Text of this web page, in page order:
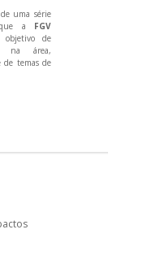
uma série
a FGV
objetivo de
na área,
de temas de